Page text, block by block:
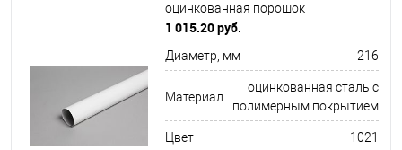
оцинкованная порошок
ф216х1250мм RAL 1021
1 015.20 руб.
Диаметр, мм 216
Материал
оцинкованная сталь с
полимерным покрытием
Цвет 1021